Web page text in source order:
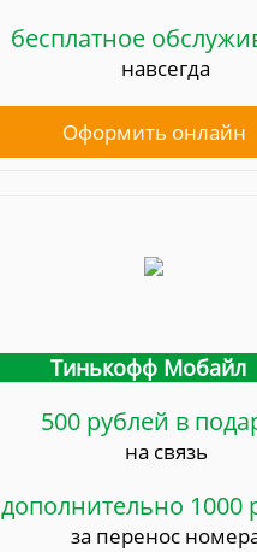
бесплатное
навсегда
Оформить онлайн
Тинькофф Мобайл
500 рублей в
на связь
дополнительно 1000
за перенос